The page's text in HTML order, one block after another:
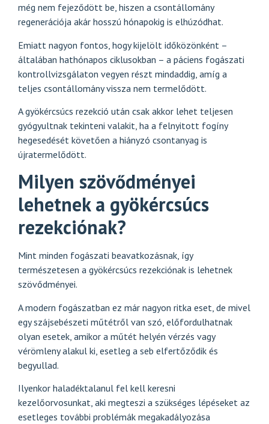
még nem fejeződött be, hiszen a csontállomány
regenerációja akár hosszú hónapokig is elhúzódhat.
Emiatt nagyon fontos, hogy kijelölt időközönként –
általában hathónapos ciklusokban – a páciens fogászati
kontrollvizsgálaton vegyen részt mindaddig, amíg a
teljes csontállomány vissza nem termelődött.
A gyökércsúcs rezekció után csak akkor lehet teljesen
gyógyultnak tekinteni valakit, ha a felnyitott fogíny
hegesedését követően a hiányzó csontanyag is
újratermelődött.
Milyen szövődményei
lehetnek a gyökércsúcs
rezekciónak?
Mint minden fogászati beavatkozásnak, így
természetesen a gyökércsúcs rezekciónak is lehetnek
szövődményei.
A modern fogászatban ez már nagyon ritka eset, de mivel
egy szájsebészeti műtétről van szó, előfordulhatnak
olyan esetek, amikor a műtét helyén vérzés vagy
vérömleny alakul ki, esetleg a seb elfertőződik és
begyullad.
Ilyenkor haladéktalanul fel kell keresni
kezelőorvosunkat, aki megteszi a szükséges lépéseket az
esetleges további problémák megakadályozása